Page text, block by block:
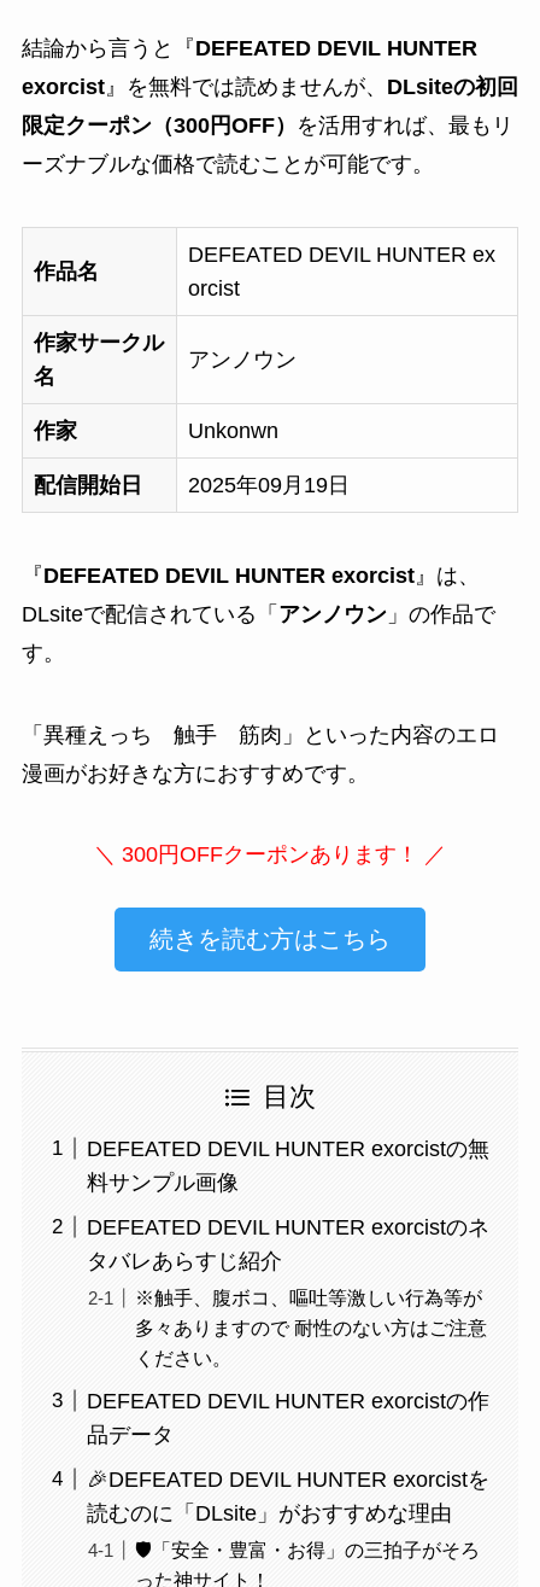
結論から言うと『DEFEATED DEVIL HUNTER
exorcist』を無料では読めませんが、 DLsiteの初回
限定クーポン（300円OFF）
を活用すれば、最もリ
ーズナブルな価格で読むことが可能です。
作品名
DEFEATED DEVIL HUNTER ex
orcist
作家サークル
名
アンノウン
作家 Unkonwn
配信開始日 2025年09月19日
『DEFEATED DEVIL HUNTER exorcist』は、
DLsiteで配信されている「 アンノウン」の作品で
す。
「 異種えっち 触手 筋肉 」といった内容のエロ
漫画がお好きな方におすすめです。
＼ 300円OFFクーポンあります！ ／
続きを読む方はこちら
目次
DEFEATED DEVIL HUNTER exorcistの無
料サンプル画像
DEFEATED DEVIL HUNTER exorcistのネ
タバレあらすじ紹介
※触手、腹ボコ、嘔吐等激しい行為等が
多々ありますので 耐性のない方はご注意
ください。
DEFEATED DEVIL HUNTER exorcistの作
品データ
🎉DEFEATED DEVIL HUNTER exorcistを
読むのに「DLsite」がおすすめな理由
🛡️「安全・豊富・お得」の三拍子がそろ
った神サイト！